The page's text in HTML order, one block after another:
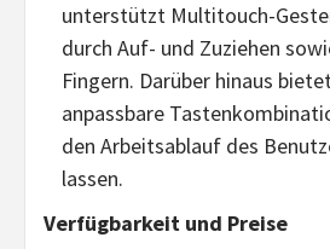
unterstützt Multitouch-
durch Auf- und Zuziehen
Fingern. Darüber hinaus
anpassbare
den Arbeitsablauf des
lassen.
Verfügbarkeit und Preise